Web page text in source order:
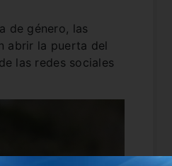
de género, las
abrir la puerta del
las redes sociales